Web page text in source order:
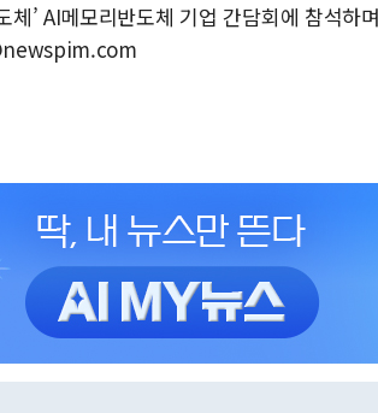
체’ AI메모리반도체 기업 간담회에 참석